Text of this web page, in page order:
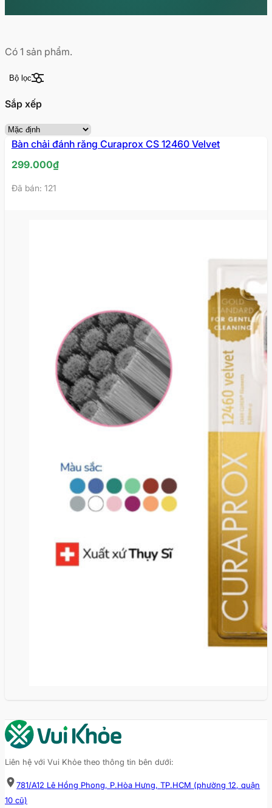
Có 1 sản phẩm.
Bộ lọc
Sắp xếp
Bàn chải đánh răng Curaprox CS 12460 Velvet
299.000₫
Đã bán: 121
Liên hệ với Vui Khỏe theo thông tin bên dưới:
781/A12 Lê Hồng Phong, P.Hòa Hưng, TP.HCM (phường 12, quận
10 cũ)